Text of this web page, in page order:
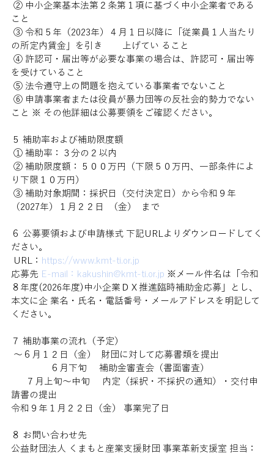
こと
の所定内賃金」を引き        上げてい ること
を受けていること
⑤ 法令遵守上の問題を抱えている事業者でないこと
こと ※ その他詳細は公募要領をご確認ください。
５ 補助率および補助限度額
① 補助率：３分の２以内
り下限１０万円）
（2027年）１月２２日  （金）  まで
６ 公募要領および申請様式 下記URLよりダウンロードしてく
ださい。
URL： https://www.kmt-ti.or.jp
応募先 E-mail：kakushin@kmt-ti.or.jp ※メール件名は「令和
８年度(2026年度)中小企業ＤＸ推進臨時補助金応募」とし、
本文に企 業名・氏名・電話番号・メールアドレスを明記して
ください。
７ 補助事業の流れ（予定）
～６月１２日（金）
財団に対して応募書類を提出
                ６月下旬
補助金審査会（書面審査）
請書の提出
令和９年１月２２日（金） 事業完了日
８ お問い合わせ先
公益財団法人 くまもと産業支援財団 事業革新支援室 担当：